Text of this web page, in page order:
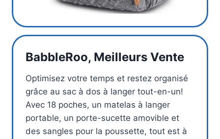
BabbleRoo, Meilleurs Vente
Optimisez votre temps et restez organisé
grâce au sac à dos à langer tout-en-un!
Avec 18 poches, un matelas à langer
portable, un porte-sucette amovible et
des sangles pour la poussette, tout est à